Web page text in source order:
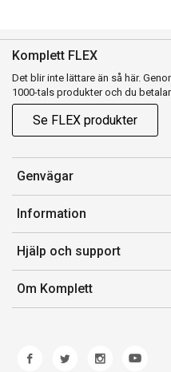
Komplett FLEX
Det blir inte lättare än så här.
1000-tals produkter och du betalar
Se FLEX produkter
Genvägar
Konto
Orderhistorik
Presentkort
Komplett Club
Information
Försäljningsvillkor
Medlemsvillkor for Komplett
Lediga tjänster
Hjälp och support
Kontakta oss
Kundservice
Produkthjälp och retur
Om Komplett